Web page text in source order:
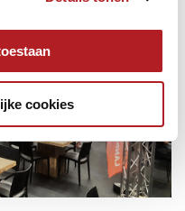
cookies